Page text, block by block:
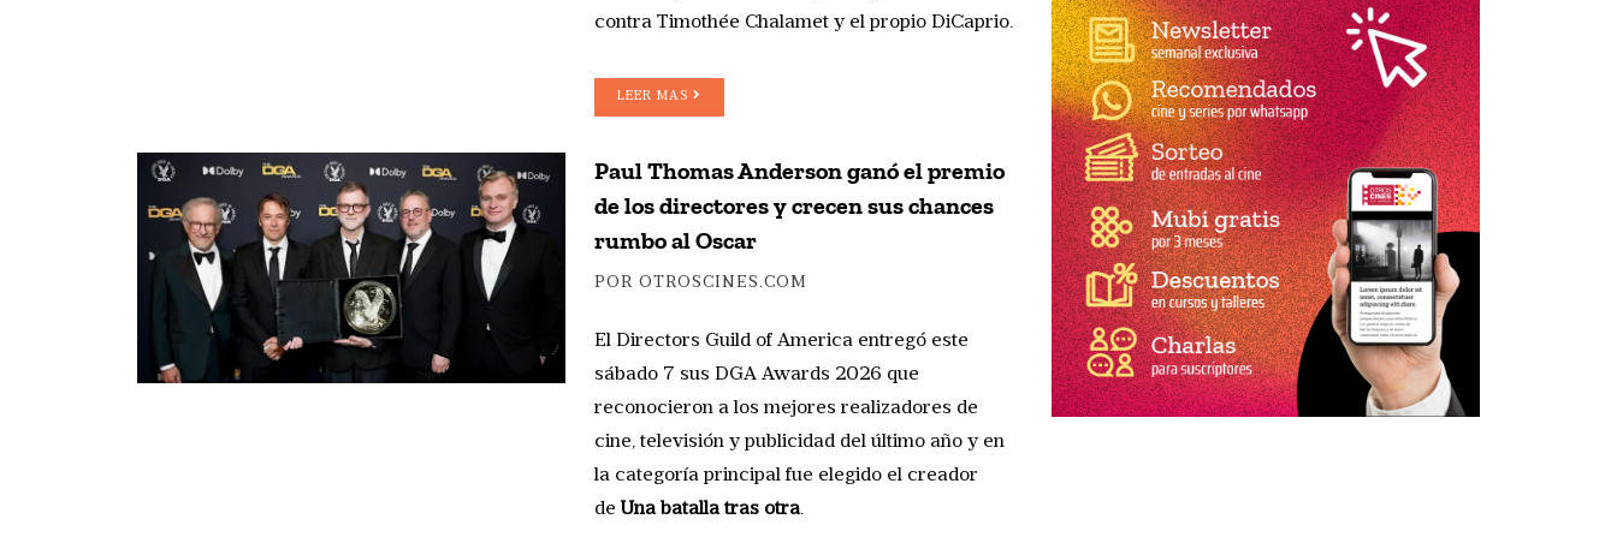
contra Timothée Chalamet y el propio DiCaprio.
LEER MAS
Paul Thomas Anderson ganó el premio
de los directores y crecen sus chances
rumbo al Oscar
POR OTROSCINES.COM
El Directors Guild of America entregó este
sábado 7 sus DGA Awards 2026 que
reconocieron a los mejores realizadores de
cine, televisión y publicidad del último año y en
la categoría principal fue elegido el creador
de Una batalla tras otra.